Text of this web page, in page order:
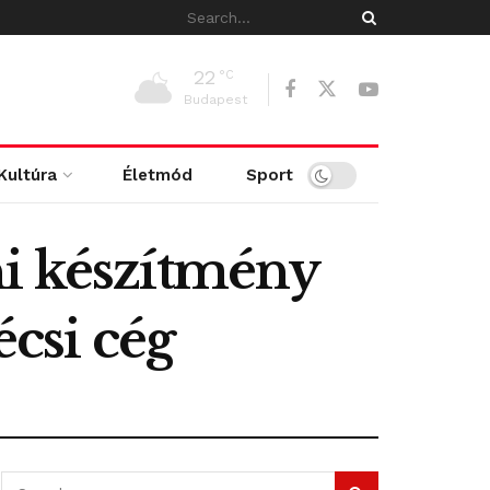
22 °C
Budapest
Életmód Sport
készítmény
cég